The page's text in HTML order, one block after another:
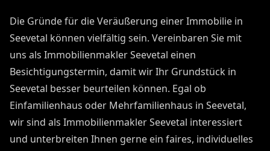
Die Gründe für die Veräußerung einer Immobilie in
Seevetal können vielfältig sein. Vereinbaren Sie mit
uns als Immobilienmakler Seevetal einen
Besichtigungstermin, damit wir Ihr Grundstück in
Seevetal besser beurteilen können. Egal ob
Einfamilienhaus oder Mehrfamilienhaus in Seevetal,
wir sind als Immobilienmakler Seevetal interessiert
und unterbreiten Ihnen gerne ein faires, individuelles